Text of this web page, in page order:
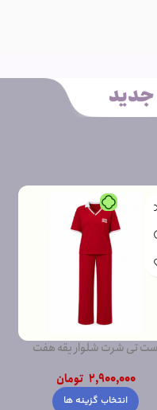
ست تی شرت شلوار یقه هفت
2,900,000 تومان
انتخاب گزینه ها